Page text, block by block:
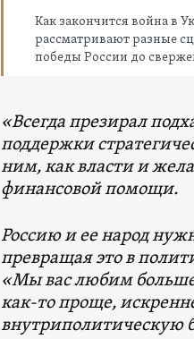
Как закончится война в
рассматривают разные
победы России до
«Всегда презирал
поддержки
ним, как власти и
финансовой помощи.
Россию и ее народ
превращая это в
«Мы вас любим
как-то проще,
внутриполитическую